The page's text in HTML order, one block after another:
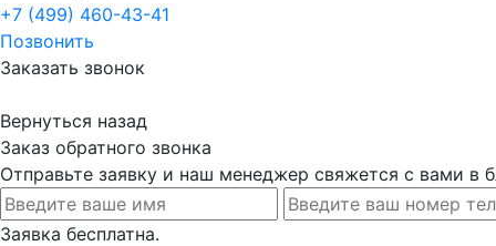
+7 (499) 460-43-41
Позвонить
Заказать звонок
Вернуться назад
Заказ обратного звонка
Отправьте заявку и наш менеджер свяжется с вами в
Заявка бесплатна.